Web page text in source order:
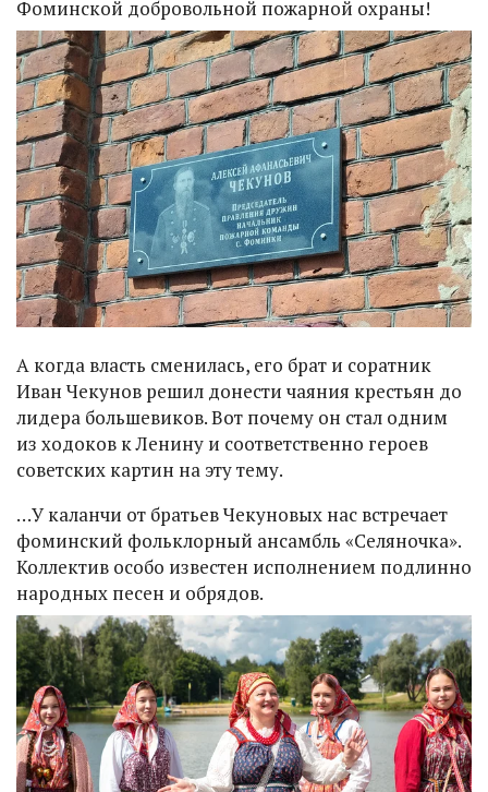
Фоминской добровольной пожарной охраны!
А когда власть сменилась, его брат и соратник
Иван Чекунов решил донести чаяния крестьян до
лидера большевиков. Вот почему он стал одним
из ходоков к Ленину и соответственно героев
советских картин на эту тему.
…У каланчи от братьев Чекуновых нас встречает
фоминский фольклорный ансамбль «Селяночка».
Коллектив особо известен исполнением подлинно
народных песен и обрядов.